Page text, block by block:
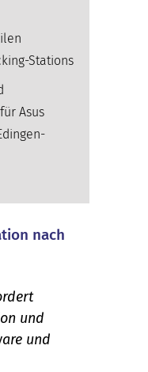
Stations
Asus
nach
und
und